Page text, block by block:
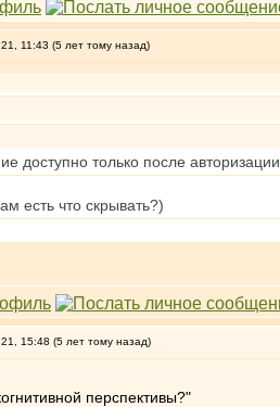
11:43 (5 лет тому назад)
доступно только после авторизации.
есть что скрывать?)
15:48 (5 лет тому назад)
перспективы?"